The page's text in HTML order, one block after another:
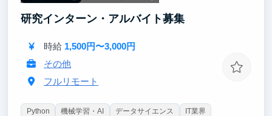
研究インターン・アルバイト募集
時給 1,500円〜3,000円
その他
フルリモート
Python 機械学習・AI データサイエンス
IT業界